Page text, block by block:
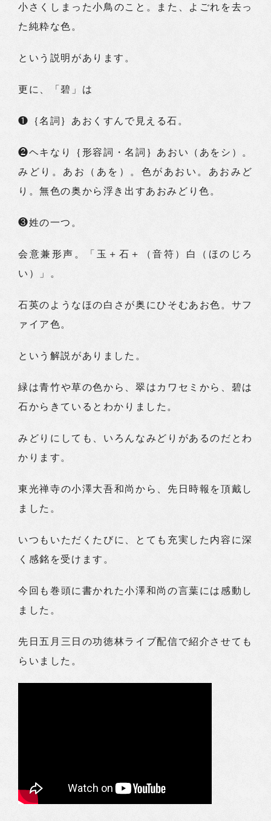
小さくしまった小鳥のこと。また、よごれを去っ
た純粋な色。
という説明があります。
更に、「碧」は
❶｛名詞｝あおくすんで見える石。
❷ヘキなり｛形容詞・名詞｝あおい（あをシ）。
みどり。あお（あを）。色があおい。あおみど
り。無色の奥から浮き出すあおみどり色。
❸姓の一つ。
会意兼形声。「玉＋石＋（音符）白（ほのじろ
い）」。
石英のようなほの白さが奥にひそむあお色。サフ
ァイア色。
という解説がありました。
緑は青竹や草の色から、翠はカワセミから、碧は
石からきているとわかりました。
みどりにしても、いろんなみどりがあるのだとわ
かります。
東光禅寺の小澤大吾和尚から、先日時報を頂戴し
ました。
いつもいただくたびに、とても充実した内容に深
く感銘を受けます。
今回も巻頭に書かれた小澤和尚の言葉には感動し
ました。
先日五月三日の功徳林ライブ配信で紹介させても
らいました。